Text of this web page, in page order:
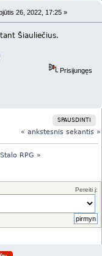
26, 2022, 17:25 »
Šiauliečius.
Prisijungęs
SPAUSDINTI
« ankstesnis sekantis »
Stalo RPG »
Pereiti į: